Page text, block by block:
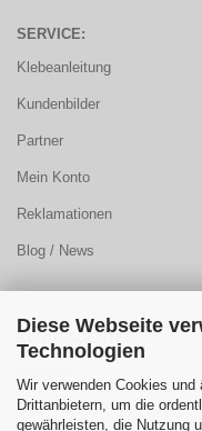
Diese Webseite
Technologien
Wir verwenden Cookies
Drittanbietern, um die
gewährleisten, die Nutzung
SERVICE:
Klebeanleitung
Kundenbilder
Partner
Mein Konto
Reklamationen
Blog / News
FAQ